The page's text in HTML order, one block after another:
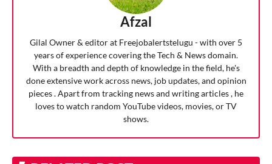
Afzal
Gilal Owner & editor at Freejobalertstelugu - with over 5
years of experience covering the Tech & News domain.
With a breadth and depth of knowledge in the field, he's
done extensive work across news, job updates, and opinion
pieces . Apart from tracking news and writing articles , he
loves to watch random YouTube videos, movies, or TV
shows.